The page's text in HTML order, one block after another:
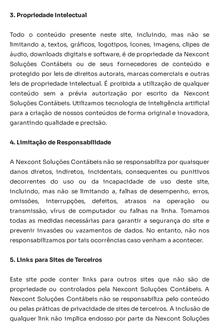
3. Propriedade Intelectual
Todo o conteúdo presente neste site, incluindo, mas não se
limitando a, textos, gráficos, logotipos, ícones, imagens, clipes de
áudio, downloads digitais e software, é de propriedade da Nexcont
Soluções Contábeis ou de seus fornecedores de conteúdo e
protegido por leis de direitos autorais, marcas comerciais e outras
leis de propriedade intelectual. É proibida a utilização de qualquer
conteúdo sem a prévia autorização por escrito da Nexcont
Soluções Contábeis. Utilizamos tecnologia de inteligência artificial
para a criação de nossos conteúdos de forma original e inovadora,
garantindo qualidade e precisão.
4. Limitação de Responsabilidade
A Nexcont Soluções Contábeis não se responsabiliza por quaisquer
danos diretos, indiretos, incidentais, consequentes ou punitivos
decorrentes do uso ou da incapacidade de uso deste site,
incluindo, mas não se limitando a, falhas de desempenho, erros,
omissões, interrupções, defeitos, atrasos na operação ou
transmissão, vírus de computador ou falhas na linha. Tomamos
todas as medidas necessárias para garantir a segurança do site e
prevenir invasões ou vazamentos de dados. No entanto, não nos
responsabilizamos por tais ocorrências caso venham a acontecer.
5. Links para Sites de Terceiros
Este site pode conter links para outros sites que não são de
propriedade ou controlados pela Nexcont Soluções Contábeis. A
Nexcont Soluções Contábeis não se responsabiliza pelo conteúdo
ou pelas práticas de privacidade de sites de terceiros. A inclusão de
qualquer link não implica endosso por parte da Nexcont Soluções